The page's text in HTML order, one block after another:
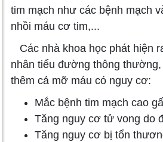
tim mạch như các bệnh mạch
nhồi máu cơ tim,...
Các nhà khoa học phát hiện
nhân tiểu đường thông
thêm cả mỡ máu có nguy cơ:
Mắc bệnh tim mạch cao
Tăng nguy cơ tử vong do
Tăng nguy cơ bị tổn